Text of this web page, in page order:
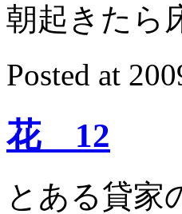
朝起きたら
Posted at
花 12
とある貸家